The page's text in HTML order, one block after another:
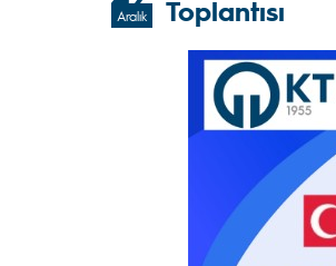
Aralık
Toplantısı